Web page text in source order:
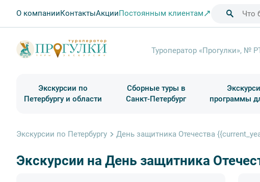
О компанииКонтактыАкцииПостоянным клиентам
Туроператор «Прогулки», №
Экскурсии по
Петербургу и области
Сборные туры в
Санкт-Петербург
программы
Экскурсии по Петербургу День защитника Отечества
Экскурсии на День защитника